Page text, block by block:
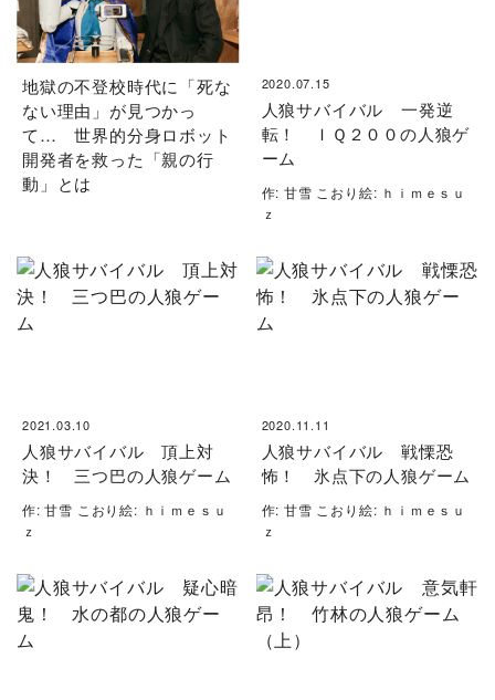
地獄の不登校時代に「死な
ない理由」が見つかっ
て… 世界的分身ロボット
開発者を救った「親の行
動」とは
2020.07.15
人狼サバイバル 一発逆
転！ ＩＱ２００の人狼ゲ
ーム
作: 甘雪 こおり絵: ｈｉｍｅｓｕ
ｚ
2021.03.10
人狼サバイバル 頂上対
決！ 三つ巴の人狼ゲーム
作: 甘雪 こおり絵: ｈｉｍｅｓｕ
ｚ
2020.11.11
人狼サバイバル 戦慄恐
怖！ 氷点下の人狼ゲーム
作: 甘雪 こおり絵: ｈｉｍｅｓｕ
ｚ